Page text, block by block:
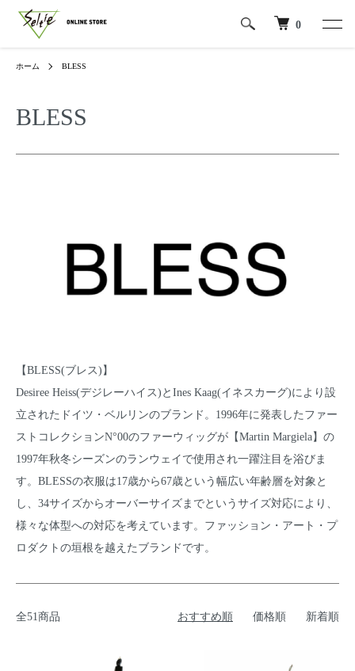
0
ホーム BLESS
BLESS
【BLESS(ブレス)】
Desiree Heiss(デジレーハイス)とInes Kaag(イネスカーグ)により設
立されたドイツ・ベルリンのブランド。1996年に発表したファー
ストコレクションN°00のファーウィッグが【Martin Margiela】の
1997年秋冬シーズンのランウェイで使用され一躍注目を浴びま
す。BLESSの衣服は17歳から67歳という幅広い年齢層を対象と
し、34サイズからオーバーサイズまでというサイズ対応により、
様々な体型への対応を考えています。ファッション・アート・プ
ロダクトの垣根を越えたブランドです。
全51商品 おすすめ順 価格順 新着順